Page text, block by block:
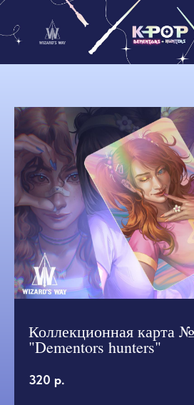
Коллекционная карта
"Dementors hunters"
320 р.